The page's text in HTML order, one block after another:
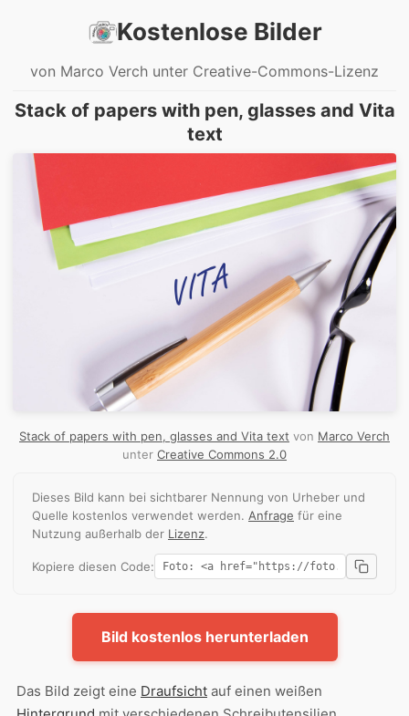
Kostenlose Bilder
von Marco Verch unter Creative-Commons-Lizenz
Stack of papers with pen, glasses and Vita
text
Stack of papers with pen, glasses and Vita text von Marco Verch
unter Creative Commons 2.0
Dieses Bild kann bei sichtbarer Nennung von Urheber und
Quelle kostenlos verwendet werden. Anfrage für eine
Nutzung außerhalb der Lizenz.
Kopiere diesen Code:
Bild kostenlos herunterladen
Das Bild zeigt eine Draufsicht auf einen weißen